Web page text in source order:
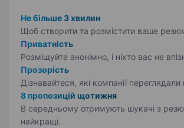
Не більше 3 хвилин
Щоб створити та розмістити ваше
Приватність
Розміщуйте анонімно, і ніхто вас не
Прозорість
Дізнавайтеся, які компанії
8 пропозицій щотижня
В середньому отримують шукачі з
найкращі.